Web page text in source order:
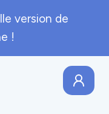
version de
!